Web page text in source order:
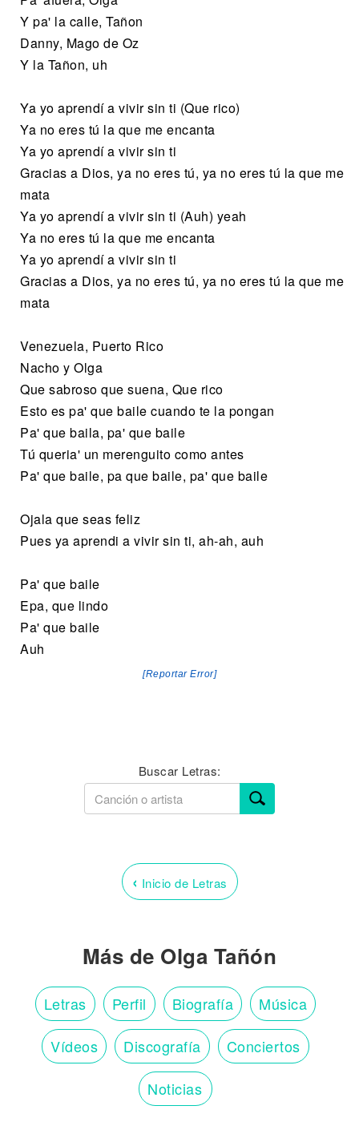
Y pa' la calle, Tañon
Danny, Mago de Oz
Y la Tañon, uh
Ya yo aprendí a vivir sin ti (Que rico)
Ya no eres tú la que me encanta
Ya yo aprendí a vivir sin ti
Gracias a Dios, ya no eres tú, ya no eres tú la que me
mata
Ya yo aprendí a vivir sin ti (Auh) yeah
Ya no eres tú la que me encanta
Ya yo aprendí a vivir sin ti
Gracias a Dios, ya no eres tú, ya no eres tú la que me
mata
Venezuela, Puerto Rico
Nacho y Olga
Que sabroso que suena, Que rico
Esto es pa' que baile cuando te la pongan
Pa' que baila, pa' que baile
Tú queria' un merenguito como antes
Pa' que baile, pa que baile, pa' que baile
Ojala que seas feliz
Pues ya aprendi a vivir sin ti, ah-ah, auh
Pa' que baile
Epa, que lindo
Pa' que baile
Auh
[Reportar Error]
Buscar Letras:
‹ Inicio de Letras
Más de Olga Tañón
Letras Perfil Biografía Música
Vídeos Discografía Conciertos
Noticias